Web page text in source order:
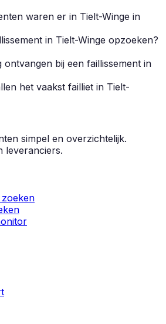
waren er in Tielt-Winge in
in Tielt-Winge opzoeken?
ontvangen bij een faillissement in
het vaakst failliet in Tielt-
simpel en overzichtelijk.
leveranciers.
zoeken